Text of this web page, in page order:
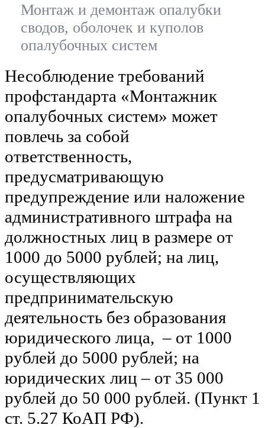
Монтаж и демонтаж опалубки
сводов, оболочек и куполов
опалубочных систем
Несоблюдение требований
профстандарта «Монтажник
опалубочных систем» может
повлечь за собой
ответственность,
предусматривающую
предупреждение или наложение
административного штрафа на
должностных лиц в размере от
1000 до 5000 рублей; на лиц,
осуществляющих
предпринимательскую
деятельность без образования
юридического лица, – от 1000
рублей до 5000 рублей; на
юридических лиц – от 35 000
рублей до 50 000 рублей. (Пункт 1
ст. 5.27 КоАП РФ).